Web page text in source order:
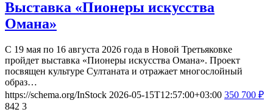
Выставка «Пионеры искусства
Омана»
С 19 мая по 16 августа 2026 года в Новой Третьяковке
пройдет выставка «Пионеры искусства Омана». Проект
посвящен культуре Султаната и отражает многослойный
образ…
https://schema.org/InStock 2026-05-15T12:57:00+03:00 350 700 ₽
842 3